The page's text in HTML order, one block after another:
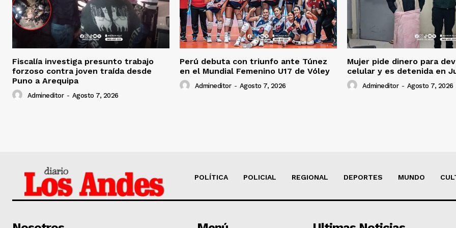
Fiscalía investiga presunto trabajo
forzoso contra joven traída desde
Puno a Arequipa
Admineditor - Agosto 7, 2026
Perú debuta con triunfo ante Túnez
en el Mundial Femenino U17 de Vóley
Admineditor - Agosto 7, 2026
Mujer pide dinero para
celular y es detenida en
Admineditor - Agosto 7, 2026
POLÍTICA POLICIAL REGIONAL DEPORTES MUNDO